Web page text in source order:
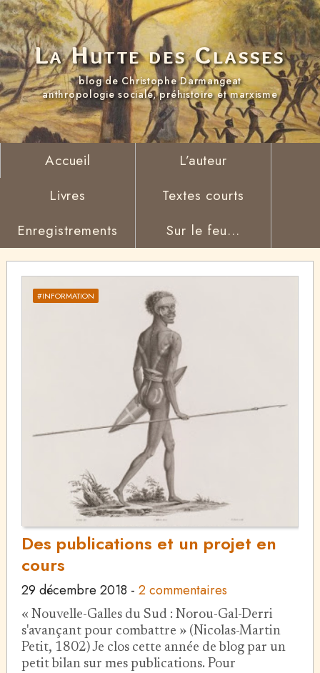
La Hutte des Classes
blog de Christophe Darmangeat
anthropologie sociale, préhistoire et marxisme
Accueil
L’auteur
Livres
Textes courts
Enregistrements
Sur le feu...
#INFORMATION
Des publications et un projet en
cours
29 décembre 2018 - 2 commentaires
« Nouvelle-Galles du Sud : Norou-Gal-Derri
s'avançant pour combattre » (Nicolas-Martin
Petit, 1802) Je clos cette année de blog par un
petit bilan sur mes publications. Pour